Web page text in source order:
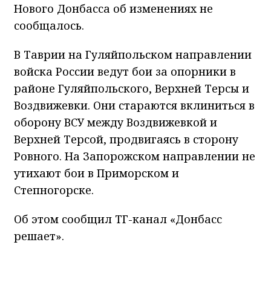
Нового Донбасса об изменениях не
сообщалось.
В Таврии на Гуляйпольском направлении
войска России ведут бои за опорники в
районе Гуляйпольского, Верхней Терсы и
Воздвижевки. Они стараются вклиниться в
оборону ВСУ между Воздвижевкой и
Верхней Терсой, продвигаясь в сторону
Ровного. На Запорожском направлении не
утихают бои в Приморском и
Степногорске.
Об этом сообщил ТГ-канал «Донбасс
решает».